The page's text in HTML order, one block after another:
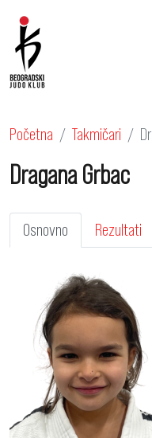
Početna Takmičari
Dragana Grbac
Osnovno Rezultati